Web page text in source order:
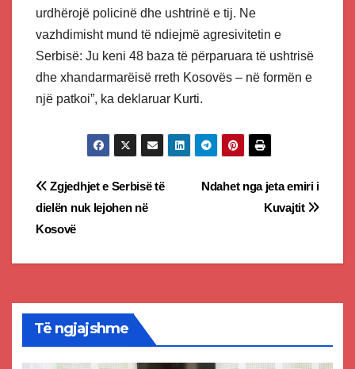
urdhërojë policinë dhe ushtrinë e tij. Ne
vazhdimisht mund të ndiejmë agresivitetin e
Serbisë: Ju keni 48 baza të përparuara të ushtrisë
dhe xhandarmarëisë rreth Kosovës – në formën e
një patkoi”, ka deklaruar Kurti.
Post
navigation
Ndahet nga jeta emiri i
Kuvajtit
Zgjedhjet e Serbisë të
dielën nuk lejohen në
Kosovë
Të ngjajshme